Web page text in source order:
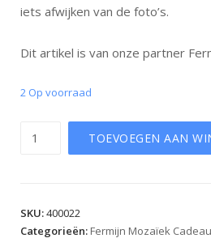
iets afwijken van de foto’s.
Dit artikel is van onze partner
2 Op voorraad
TOEVOEGEN AAN
SKU:400022
Categorieën: Fermijn Mozaïek